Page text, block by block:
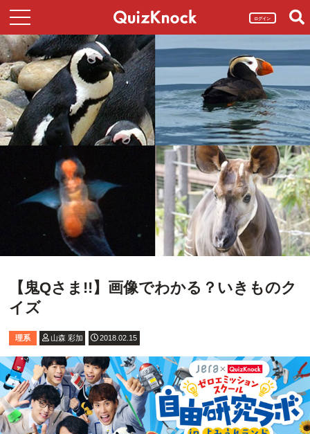
ログイン
【鬼Qさま!!】画像でわかる？いきものク
イズ
理系 山森 彩加 2018.02.15